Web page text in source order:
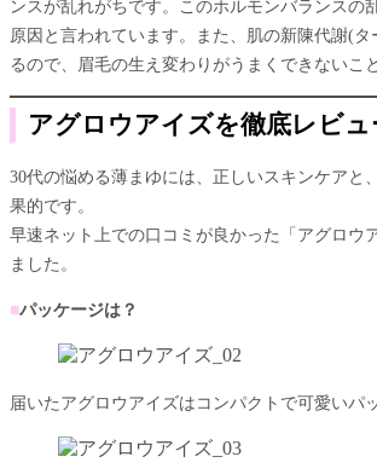
ンスが乱れがちです。このホルモンバランスの
原因と言われています。また、肌の新陳代謝(
るので、眉毛の生え変わりがうまくできないこ
アグロウアイズを徹底レビュ
30代の悩める薄まゆには、正しいスキンケアと
果的です。
早速ネット上での口コミが良かった「アグロウ
ました。
■パッケージは？
届いたアグロウアイズはコンパクトで可愛いパ